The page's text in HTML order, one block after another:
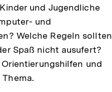
und Jugendliche
und
Welche Regeln sollten
Spaß nicht ausufert?
Orientierungshilfen und